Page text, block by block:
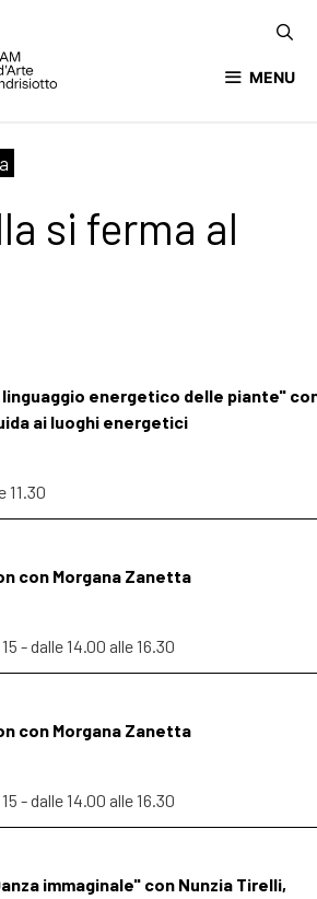
MENU
si ferma al
energetico delle piante"
ai luoghi energetici
11.30
con Morgana Zanetta
- dalle 14.00 alle 16.30
con Morgana Zanetta
- dalle 14.00 alle 16.30
immaginale" con Nunzia Tirelli,